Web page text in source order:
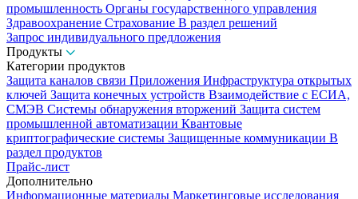
промышленность Органы государственного управления
Здравоохранение Страхование В раздел решений
Запрос индивидуального предложения
Продукты
Категории продуктов
Защита каналов связи Приложения Инфраструктура открытых
ключей Защита конечных устройств Взаимодействие с ЕСИА,
СМЭВ Системы обнаружения вторжений Защита систем
промышленной автоматизации Квантовые
криптографические системы Защищенные коммуникации В
раздел продуктов
Прайс-лист
Дополнительно
Информационные материалы Маркетинговые исследования